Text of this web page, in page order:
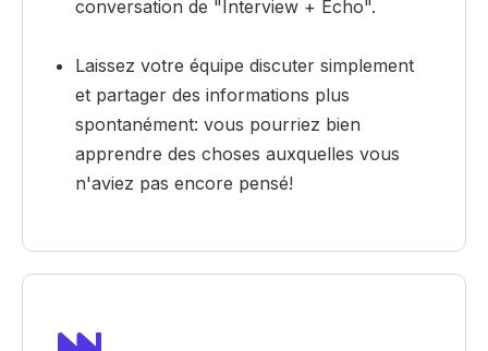
conversation de "Interview + Echo".
Laissez votre équipe discuter simplement
et partager des informations plus
spontanément: vous pourriez bien
apprendre des choses auxquelles vous
n'aviez pas encore pensé!